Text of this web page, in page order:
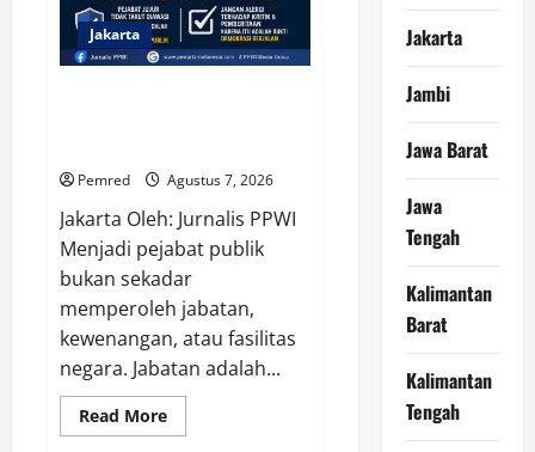
Jakarta
Pemred Agustus 7, 2026
Jakarta Oleh: Jurnalis PPWI
Menjadi pejabat publik
bukan sekadar
memperoleh jabatan,
kewenangan, atau fasilitas
negara. Jabatan adalah...
Read MoreRead
more
Jakarta
Jambi
Jawa Barat
Jawa
Tengah
Kalimantan
Barat
Kalimantan
Tengah